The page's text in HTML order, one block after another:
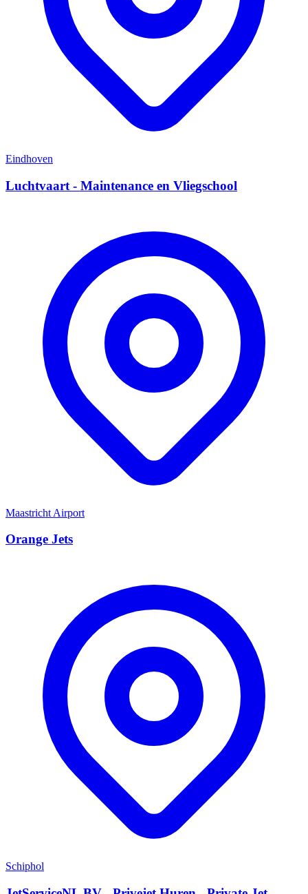
Eindhoven
Luchtvaart - Maintenance en Vliegschool
Maastricht Airport
Orange Jets
Schiphol